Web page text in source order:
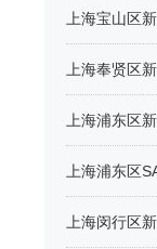
上海宝山区
上海奉贤区
上海浦东区
上海浦东区
上海闵行区